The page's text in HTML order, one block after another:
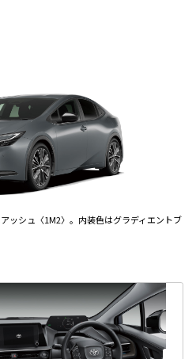
ッシュ〈1M2〉。内装色はグラディエントブ